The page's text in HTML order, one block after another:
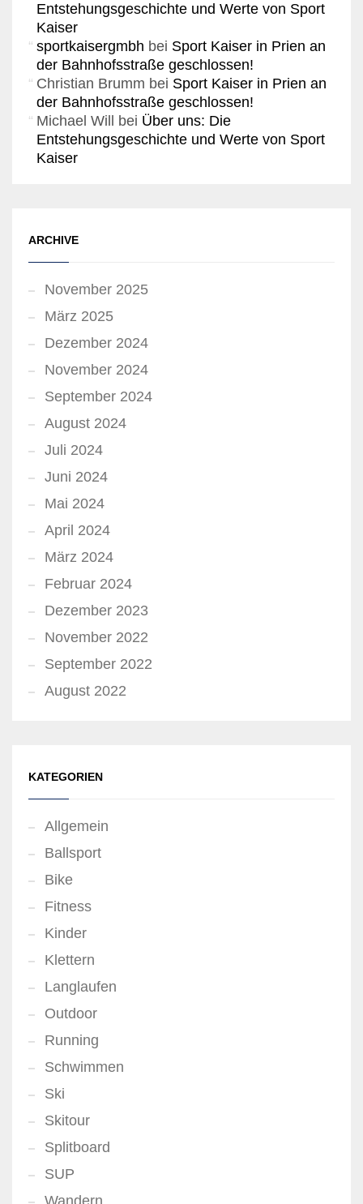
Entstehungsgeschichte und Werte von Sport
Kaiser
sportkaisergmbh bei Sport Kaiser in Prien an
der Bahnhofsstraße geschlossen!
Christian Brumm bei Sport Kaiser in Prien an
der Bahnhofsstraße geschlossen!
Michael Will
bei Über uns: Die
Entstehungsgeschichte und Werte von Sport
Kaiser
ARCHIVE
November 2025
März 2025
Dezember 2024
November 2024
September 2024
August 2024
Juli 2024
Juni 2024
Mai 2024
April 2024
März 2024
Februar 2024
Dezember 2023
November 2022
September 2022
August 2022
KATEGORIEN
Allgemein
Ballsport
Bike
Fitness
Kinder
Klettern
Langlaufen
Outdoor
Running
Schwimmen
Ski
Skitour
Splitboard
SUP